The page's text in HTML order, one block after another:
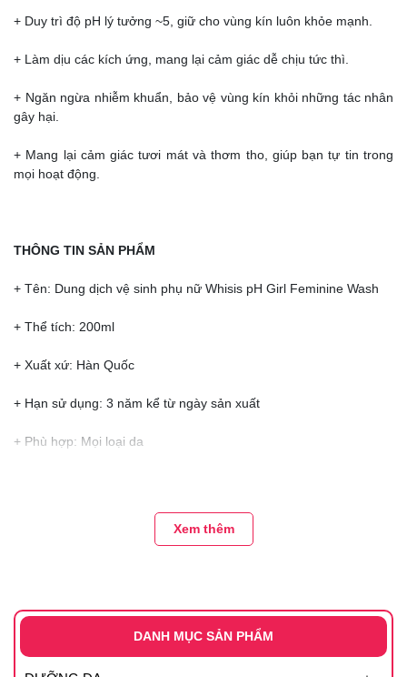
+ Duy trì độ pH lý tưởng ~5, giữ cho vùng kín luôn khỏe mạnh.
+ Làm dịu các kích ứng, mang lại cảm giác dễ chịu tức thì.
+ Ngăn ngừa nhiễm khuẩn, bảo vệ vùng kín khỏi những tác nhân
gây hại.
+ Mang lại cảm giác tươi mát và thơm tho, giúp bạn tự tin trong
mọi hoạt động.
THÔNG TIN SẢN PHẨM
+ Tên: Dung dịch vệ sinh phụ nữ Whisis pH Girl Feminine Wash
+ Thể tích: 200ml
+ Xuất xứ: Hàn Quốc
+ Hạn sử dụng: 3 năm kể từ ngày sản xuất
+ Phù hợp: Mọi loại da
1️⃣ Lactobacillus : thành phần lợi khuẩn tạo môi trường PH chuẩn,
3️⃣ Ngải cứu : có tác dụng chống lại các vi khuẩn gây bệnh ở âm
đạo, nấm candida âm đạo. Đồng thời, kích hoạt cơ chế miễn dịch
của cơ thể để chống lại sự xâm nhập của vi khuẩn, nấm gây bệnh
Xem thêm
DANH MỤC SẢN PHẨM